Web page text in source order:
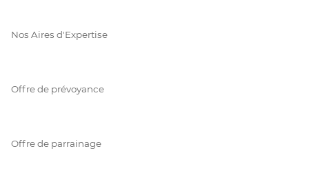
Nos Aires d'Expertise
Offre de prévoyance
Offre de parrainage